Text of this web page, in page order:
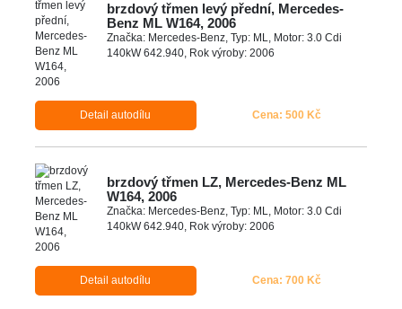
brzdový třmen levý přední, Mercedes-
Benz ML W164, 2006
Značka: Mercedes-Benz, Typ: ML, Motor: 3.0 Cdi
140kW 642.940, Rok výroby: 2006
Detail autodílu Cena: 500 Kč
brzdový třmen LZ, Mercedes-Benz ML
W164, 2006
Značka: Mercedes-Benz, Typ: ML, Motor: 3.0 Cdi
140kW 642.940, Rok výroby: 2006
Detail autodílu Cena: 700 Kč